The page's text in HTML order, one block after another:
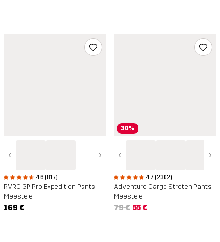
‹ ›
4.6 (817)
RVRC GP Pro Expedition Pants
Meestele
169 €
30%
‹ ›
4.7 (2302)
Adventure Cargo Stretch Pants
Meestele
79 € 55 €